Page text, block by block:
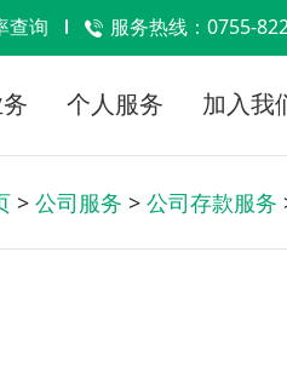
查询 服务热线：0755-
个人服务 加入我
> 公司服务 > 公司存款服务